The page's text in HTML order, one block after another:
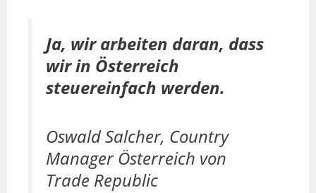
Ja, wir arbeiten daran, dass
wir in Österreich
steuereinfach werden.
Oswald Salcher, Country
Manager Österreich von
Trade Republic